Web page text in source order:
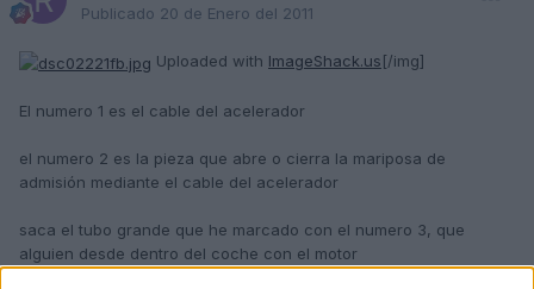
Publicado 20 de Enero del 2011
Uploaded with ImageShack.us[/img]
El numero 1 es el cable del acelerador
el numero 2 es la pieza que abre o cierra la mariposa de
admisión mediante el cable del acelerador
saca el tubo grande que he marcado con el numero 3, que
alguien desde dentro del coche con el motor